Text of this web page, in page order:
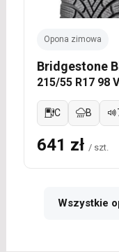
Opona zimowa
Bridgestone
215/55 R17 98
C B
641 zł / szt.
Wszystkie